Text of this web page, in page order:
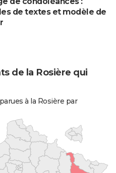
de textes et modèle de
de la Rosière qui
à la Rosière par